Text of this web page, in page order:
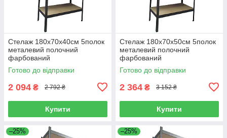
Стелаж 180x70x40см 5полок
металевий полочний
фарбований
Готово до відправки
2 094 ₴ 2 792 ₴
Купити
Стелаж 180x70x50см 5полок
металевий полочний
фарбований
Готово до відправки
2 364 ₴ 3 152 ₴
Купити
–25% –25%